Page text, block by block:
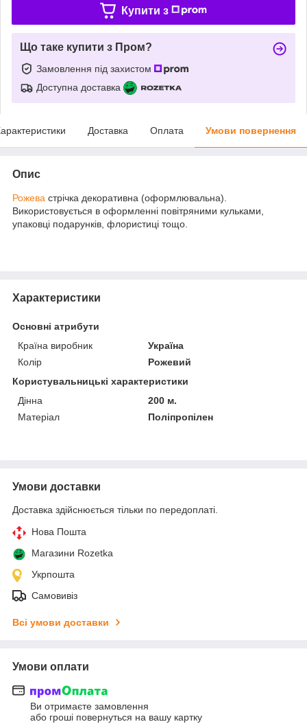
Купити з
Що таке купити з Пром?
Замовлення під захистом
Доступна доставка
Доставка Оплата Умови повернення
Опис
Рожева стрічка декоративна (оформлювальна).
Використовується в оформленні повітряними кульками,
упаковці подарунків, флористиці тощо.
Характеристики
Основні атрибути
Країна виробник
Україна
Колір
Рожевий
Користувальницькі характеристики
Дінна
200 м.
Матеріал
Поліпропілен
Умови доставки
Доставка здійснюється тільки по передоплаті.
Нова Пошта
Магазини Rozetka
Укрпошта
Самовивіз
Всі умови доставки
Умови оплати
Ви отримаєте замовлення
або гроші повернуться на вашу картку